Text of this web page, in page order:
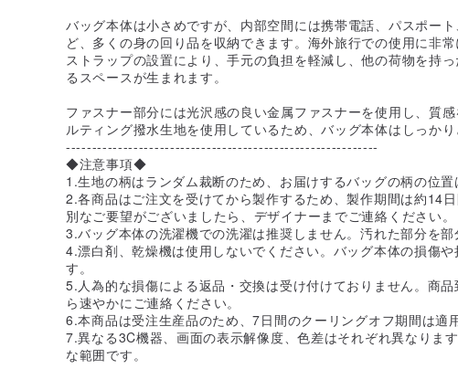
バッグ本体は小さめですが、内部空間には携帯電話、パスポー
ど、多くの身の回り品を収納できます。海外旅行での使用に非
ストラップの設置により、手元の負担を軽減し、他の荷物を持
るスペースが生まれます。
ファスナー部分には光沢感の良い金属ファスナーを使用し、質
ルティング撥水生地を使用しているため、バッグ本体はしっかり
------------------------------------------------------------
◆注意事項◆
1.生地の柄はランダム裁断のため、お届けするバッグの柄の位置
2.各商品はご注文を受けてから製作するため、製作期間は約14
別なご要望がございましたら、デザイナーまでご連絡ください。
3.バッグ本体の洗濯機での洗濯は推奨しません。汚れた部分を部
4.漂白剤、乾燥機は使用しないでください。バッグ本体の損傷
す。
5.人為的な損傷による返品・交換は受け付けておりません。商
ら速やかにご連絡ください。
6.本商品は受注生産品のため、7日間のクーリングオフ期間は適
7.異なる3C機器、画面の表示解像度、色差はそれぞれ異なりま
な範囲です。